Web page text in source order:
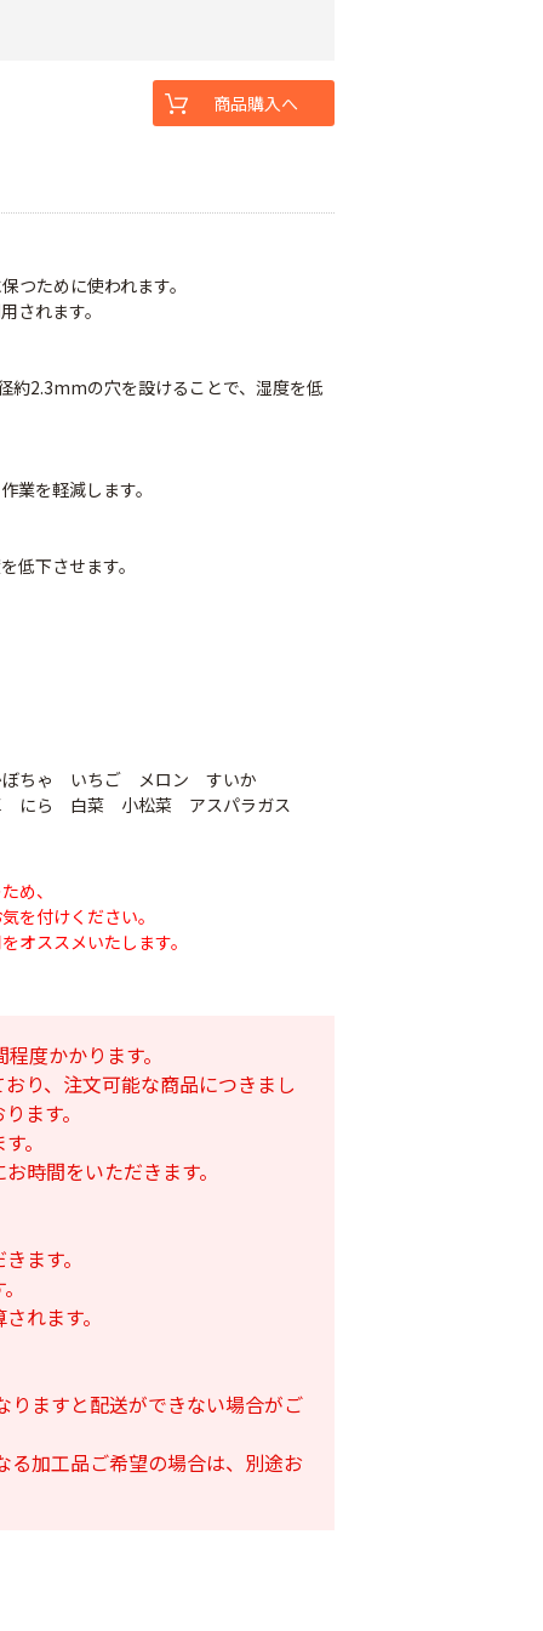
テープ
POフィルム（AG自
つために使われます。
されます。
約2.3mmの穴を設けることで、湿度を低
業を軽減します。
低下させます。
ちゃ いちご メロン すいか
にら 白菜 小松菜 アスパラガス
め、
を付けください。
オススメいたします。
度かかります。
り、注文可能な商品につきまし
ます。
。
時間をいただきます。
ます。
れます。
ますと配送ができない場合がご
加工品ご希望の場合は、別途お
商品購入へ